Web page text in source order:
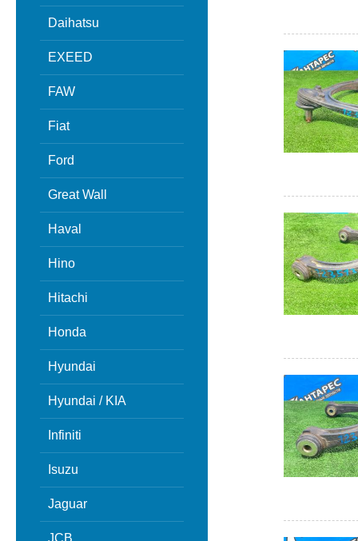
Daihatsu
EXEED
FAW
Fiat
Ford
Great Wall
Haval
Hino
Hitachi
Honda
Hyundai
Hyundai / KIA
Infiniti
Isuzu
Jaguar
JCB